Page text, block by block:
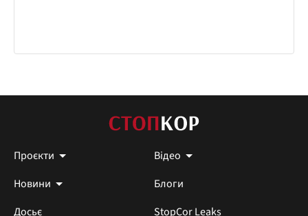
Проєкти
Відео
Новини
Блоги
Досьє
StopCor Leaks